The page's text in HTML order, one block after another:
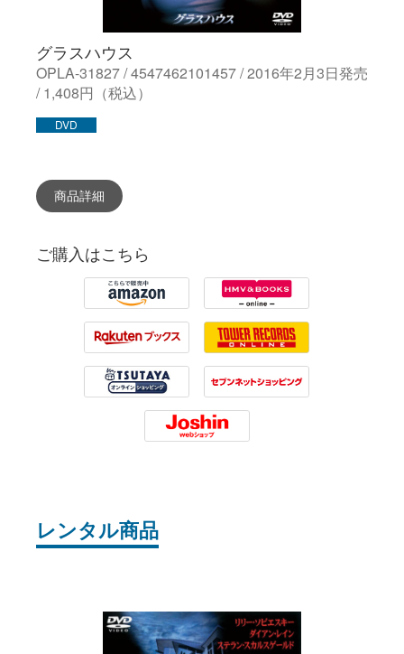
グラスハウス
OPLA-31827 / 4547462101457 / 2016年2月3日発売
/ 1,408円（税込）
DVD
商品詳細
ご購入はこちら
Amazon HMV
Rakuten Tower Records
Tsutaya 7net
Joshin
レンタル商品